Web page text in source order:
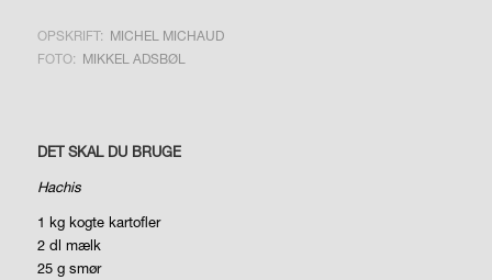
OPSKRIFT: MICHEL MICHAUD
FOTO: MIKKEL ADSBØL
DET SKAL DU BRUGE
Hachis
1 kg kogte kartofler
2 dl mælk
25 g smør